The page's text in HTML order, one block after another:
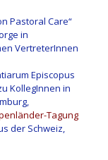
Pastoral Care“
in
VertreterInnen
Episcopus
KollegInnen in
Tagung
der Schweiz,